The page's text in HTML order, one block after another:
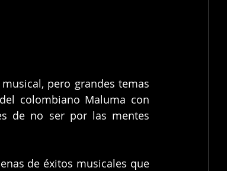
pero grandes temas
colombiano Maluma con
de no ser por las mentes
de éxitos musicales que